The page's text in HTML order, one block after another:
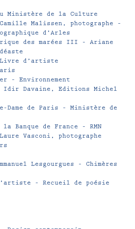
Ministère de la Culture
Malissen, photographe –
d’Arles
des marées III – Ariane
Livre d’artiste
– Environnement
Idir Davaine, Editions Michel
de Paris – Ministère de
Banque de France – RMN
Vasconi, photographe
Lesgourgues – Chimères
– Recueil de poésie